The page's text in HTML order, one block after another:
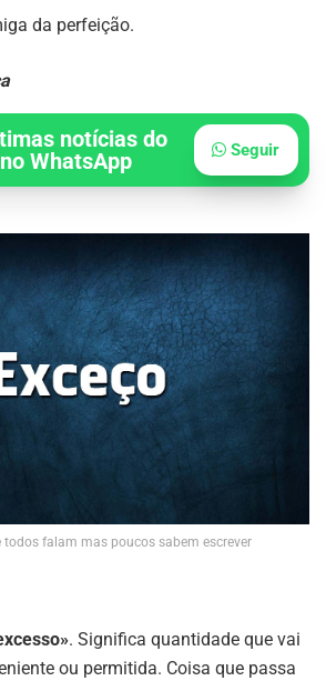
da perfeição.
notícias do
WhatsApp
Seguir
todos falam mas poucos sabem escrever
. Significa quantidade que vai
ou permitida. Coisa que passa